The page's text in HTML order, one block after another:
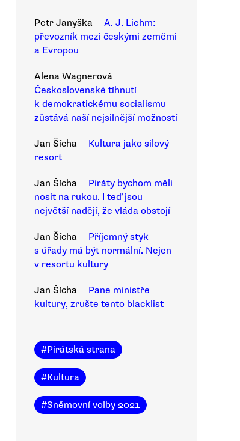
Petr Janyška
A. J. Liehm:
převozník mezi českými zeměmi
a Evropou
Alena Wagnerová
Československé tíhnutí
k demokratickému socialismu
zůstává naší nejsilnější možností
Jan Šícha
Kultura jako silový
resort
Jan Šícha
Piráty bychom měli
nosit na rukou. I teď jsou
největší nadějí, že vláda obstojí
Jan Šícha
Příjemný styk
s úřady má být normální. Nejen
v resortu kultury
Jan Šícha
Pane ministře
kultury, zrušte tento blacklist
#Pirátská strana
#Kultura
#Sněmovní volby 2021